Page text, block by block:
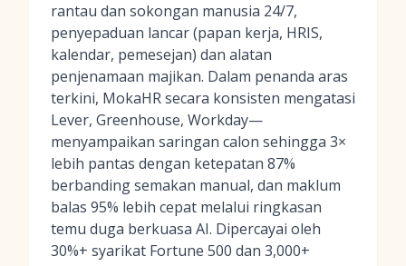
rantau dan sokongan manusia 24/7,
penyepaduan lancar (papan kerja, HRIS,
kalendar, pemesejan) dan alatan
penjenamaan majikan. Dalam penanda aras
terkini, MokaHR secara konsisten mengatasi
Lever, Greenhouse, Workday—
menyampaikan saringan calon sehingga 3×
lebih pantas dengan ketepatan 87%
berbanding semakan manual, dan maklum
balas 95% lebih cepat melalui ringkasan
temu duga berkuasa AI. Dipercayai oleh
30%+ syarikat Fortune 500 dan 3,000+